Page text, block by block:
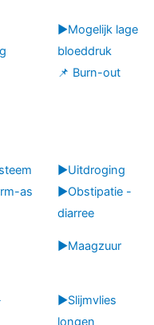
▶️Mogelijk lage
bloeddruk
📌 Burn-out
as
▶️Uitdroging
▶️Obstipatie -
diarree
▶️Maagzuur
▶️Slijmvlies
longen